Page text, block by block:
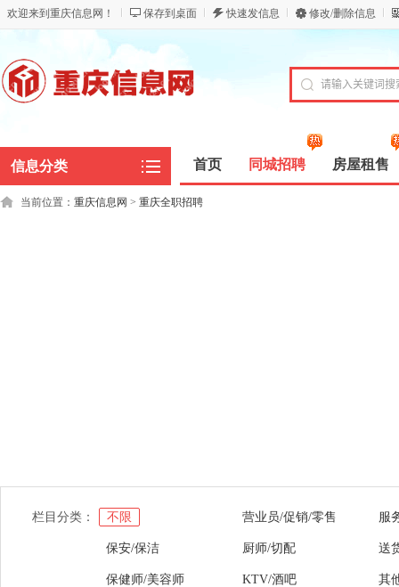
欢迎来到重庆信息网！ 保存到桌面 快速发信息 修改/删除信息
信息分类 首页 同城招聘 房屋租售
当前位置： 重庆信息网 > 重庆全职招聘
栏目分类： 不限 营业员/促销/零售 服
保安/保洁 厨师/切配 送
保健师/美容师 KTV/酒吧 其